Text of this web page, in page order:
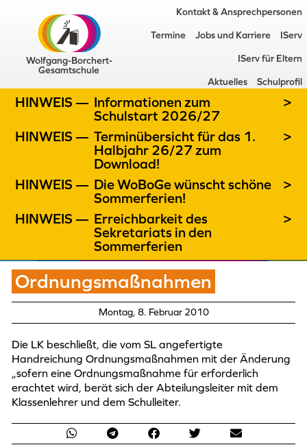
Wolfgang-Borchert-
Gesamtschule
Kontakt & Ansprechpersonen
Termine Jobs und Karriere IServ
IServ für Eltern
Aktuelles Schulprofil
HINWEIS — Informationen zum
Schulstart 2026/27
>
HINWEIS — Terminübersicht für das 1.
Halbjahr 26/27 zum
Download!
>
HINWEIS — Die WoBoGe wünscht schöne
Sommerferien!
>
HINWEIS — Erreichbarkeit des
Sekretariats in den
Sommerferien
>
Ordnungsmaßnahmen
Montag, 8. Februar 2010
Die LK beschließt, die vom SL angefertigte
Handreichung Ordnungsmaßnahmen mit der Änderung
„sofern eine Ordnungsmaßnahme für erforderlich
erachtet wird, berät sich der Abteilungsleiter mit dem
Klassenlehrer und dem Schulleiter.